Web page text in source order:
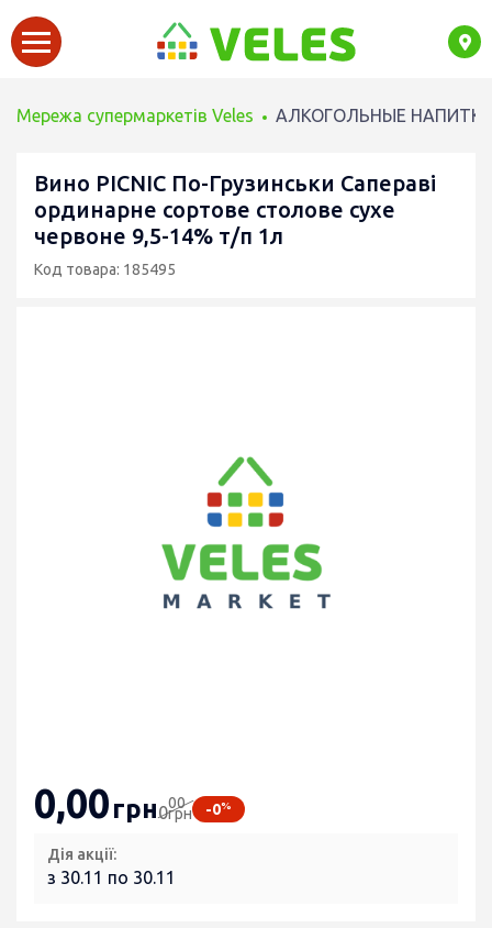
Мережа супермаркетів Veles АЛКОГОЛЬНЫЕ
Вино PICNIC По-Грузинськи Сапераві
ординарне сортове столове сухе
червоне 9,5-14% т/п 1л
Код товара: 185495
0,00грн000
грн -0%
Дія акції:
з 30.11 по 30.11